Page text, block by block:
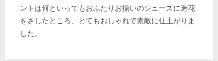
ントは何といってもおふたりお揃いのシューズに造花
をさしたところ、とてもおしゃれで素敵に仕上がりま
した。